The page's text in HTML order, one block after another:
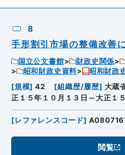
8
手形割引市場の整備改善
国立公文書館 財政史関係
昭和財政史資料
昭和財政
[規模] 42 [組織歴/履歴] 大蔵
正１５年１０月１３日～大正１
[レファレンスコード]
閲覧